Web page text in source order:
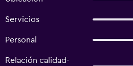
Servicios
Personal
Relación calidad-